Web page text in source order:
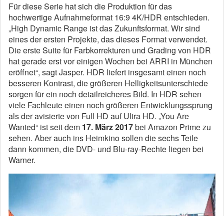
Für diese Serie hat sich die Produktion für das
hochwertige Aufnahmeformat 16:9 4K/HDR entschieden.
„High Dynamic Range ist das Zukunftsformat. Wir sind
eines der ersten Projekte, das dieses Format verwendet.
Die erste Suite für Farbkorrekturen und Grading von HDR
hat gerade erst vor einigen Wochen bei ARRI in München
eröffnet“, sagt Jasper. HDR liefert insgesamt einen noch
besseren Kontrast, die größeren Helligkeitsunterschiede
sorgen für ein noch detailreicheres Bild. In HDR sehen
viele Fachleute einen noch größeren Entwicklungssprung
als der avisierte von Full HD auf Ultra HD. „You Are
Wanted“ ist seit dem 17. März 2017bei Amazon Prime zu
sehen. Aber auch ins Heimkino sollen die sechs Teile
dann kommen, die DVD- und Blu-ray-Rechte liegen bei
Warner.